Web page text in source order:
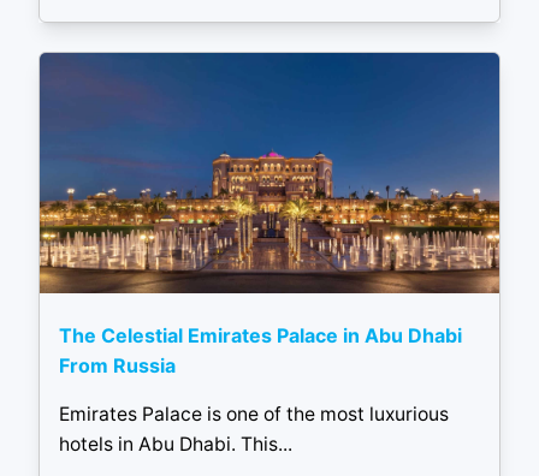
The Celestial Emirates Palace in Abu Dhabi
From Russia
Emirates Palace is one of the most luxurious
hotels in Abu Dhabi. This...